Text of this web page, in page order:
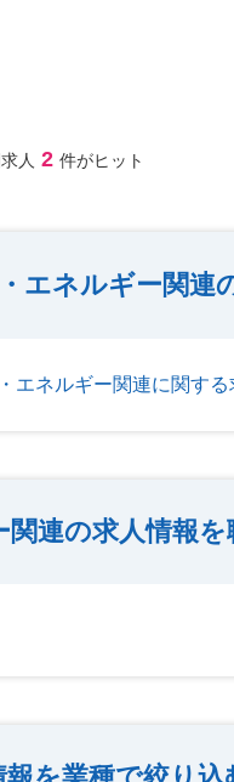
人 2 件がヒット
エネルギー関連
エネルギー関連に関す
連の求人情報
を業種で絞り込